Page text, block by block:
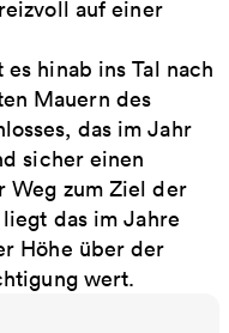
auf einer
hinab ins Tal nach
Mauern des
das im Jahr
sicher einen
Weg zum Ziel der
das im Jahre
Höhe über der
wert.